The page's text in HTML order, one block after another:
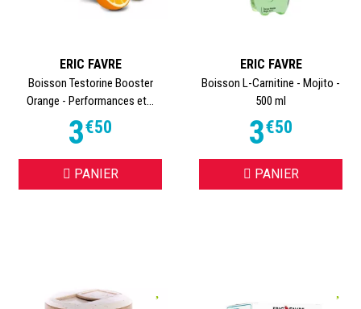
ERIC FAVRE
Boisson Testorine Booster
Orange - Performances et...
3€50
PANIER
ERIC FAVRE
Boisson L-Carnitine - Mojito -
500 ml
3€50
PANIER